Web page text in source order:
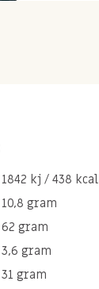
1842 kj / 438 kcal
10,8 gram
62 gram
3,6 gram
31 gram